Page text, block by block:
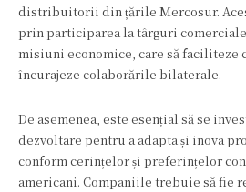
distribuitorii din țările Mercosur.
prin participarea la târguri
misiuni economice, care să faciliteze
încurajeze colaborările bilaterale.
De asemenea, este esențial să se
dezvoltare pentru a adapta și inova
conform cerințelor și preferințelor
americani. Companiile trebuie să fie